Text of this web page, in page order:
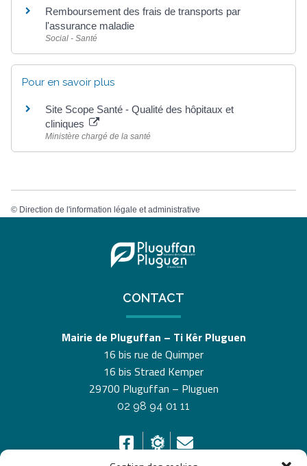
Remboursement des frais de transports par
l'assurance maladie
Social - Santé
Pour en savoir plus
Site Scope Santé - Qualité des hôpitaux et
cliniques
Ministère chargé de la santé
© Direction de l'information légale et administrative
CONTACT
Mairie de Pluguffan – Ti Kêr Pluguen
16 bis rue de Quimper
16 bis Straed Kemper
29700 Pluguffan – Pluguen
02 98 94 01 11